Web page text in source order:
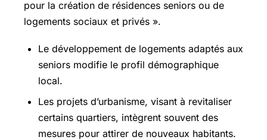
pour la création de résidences seniors ou de
logements sociaux et privés ».
Le développement de logements adaptés aux
seniors modifie le profil démographique
local.
Les projets d’urbanisme, visant à revitaliser
certains quartiers, intègrent souvent des
mesures pour attirer de nouveaux habitants.